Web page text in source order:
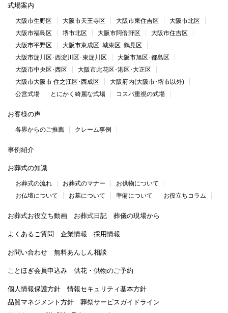
式場案内
大阪市生野区 大阪市天王寺区 大阪市東住吉区
大阪市北区
大阪市福島区
堺市北区 大阪市阿倍野区
大阪市住吉区
大阪市平野区
大阪市東成区･城東区･鶴見区
大阪市淀川区･西淀川区･東淀川区
大阪市旭区･都島区
大阪市中央区･西区
大阪市此花区･港区･大正区
大阪市大阪市 住之江区･西成区
大阪府内(大阪市･堺市以外)
公営式場
とにかく綺麗な式場 コスパ重視の式場
お客様の声
各界からのご推薦 クレーム事例
事例紹介
お葬式の知識
お葬式の流れ お葬式のマナー
お供物について
お仏壇について
お墓について 準備について お役立ちコラム
お葬式お役立ち動画 お葬式日記 葬儀の現場から
よくあるご質問 企業情報 採用情報
お問い合わせ 無料あんしん相談
ことほぎ会員申込み 供花・供物のご予約
個人情報保護方針
情報セキュリティ基本方針
品質マネジメント方針
葬祭サービスガイドライン